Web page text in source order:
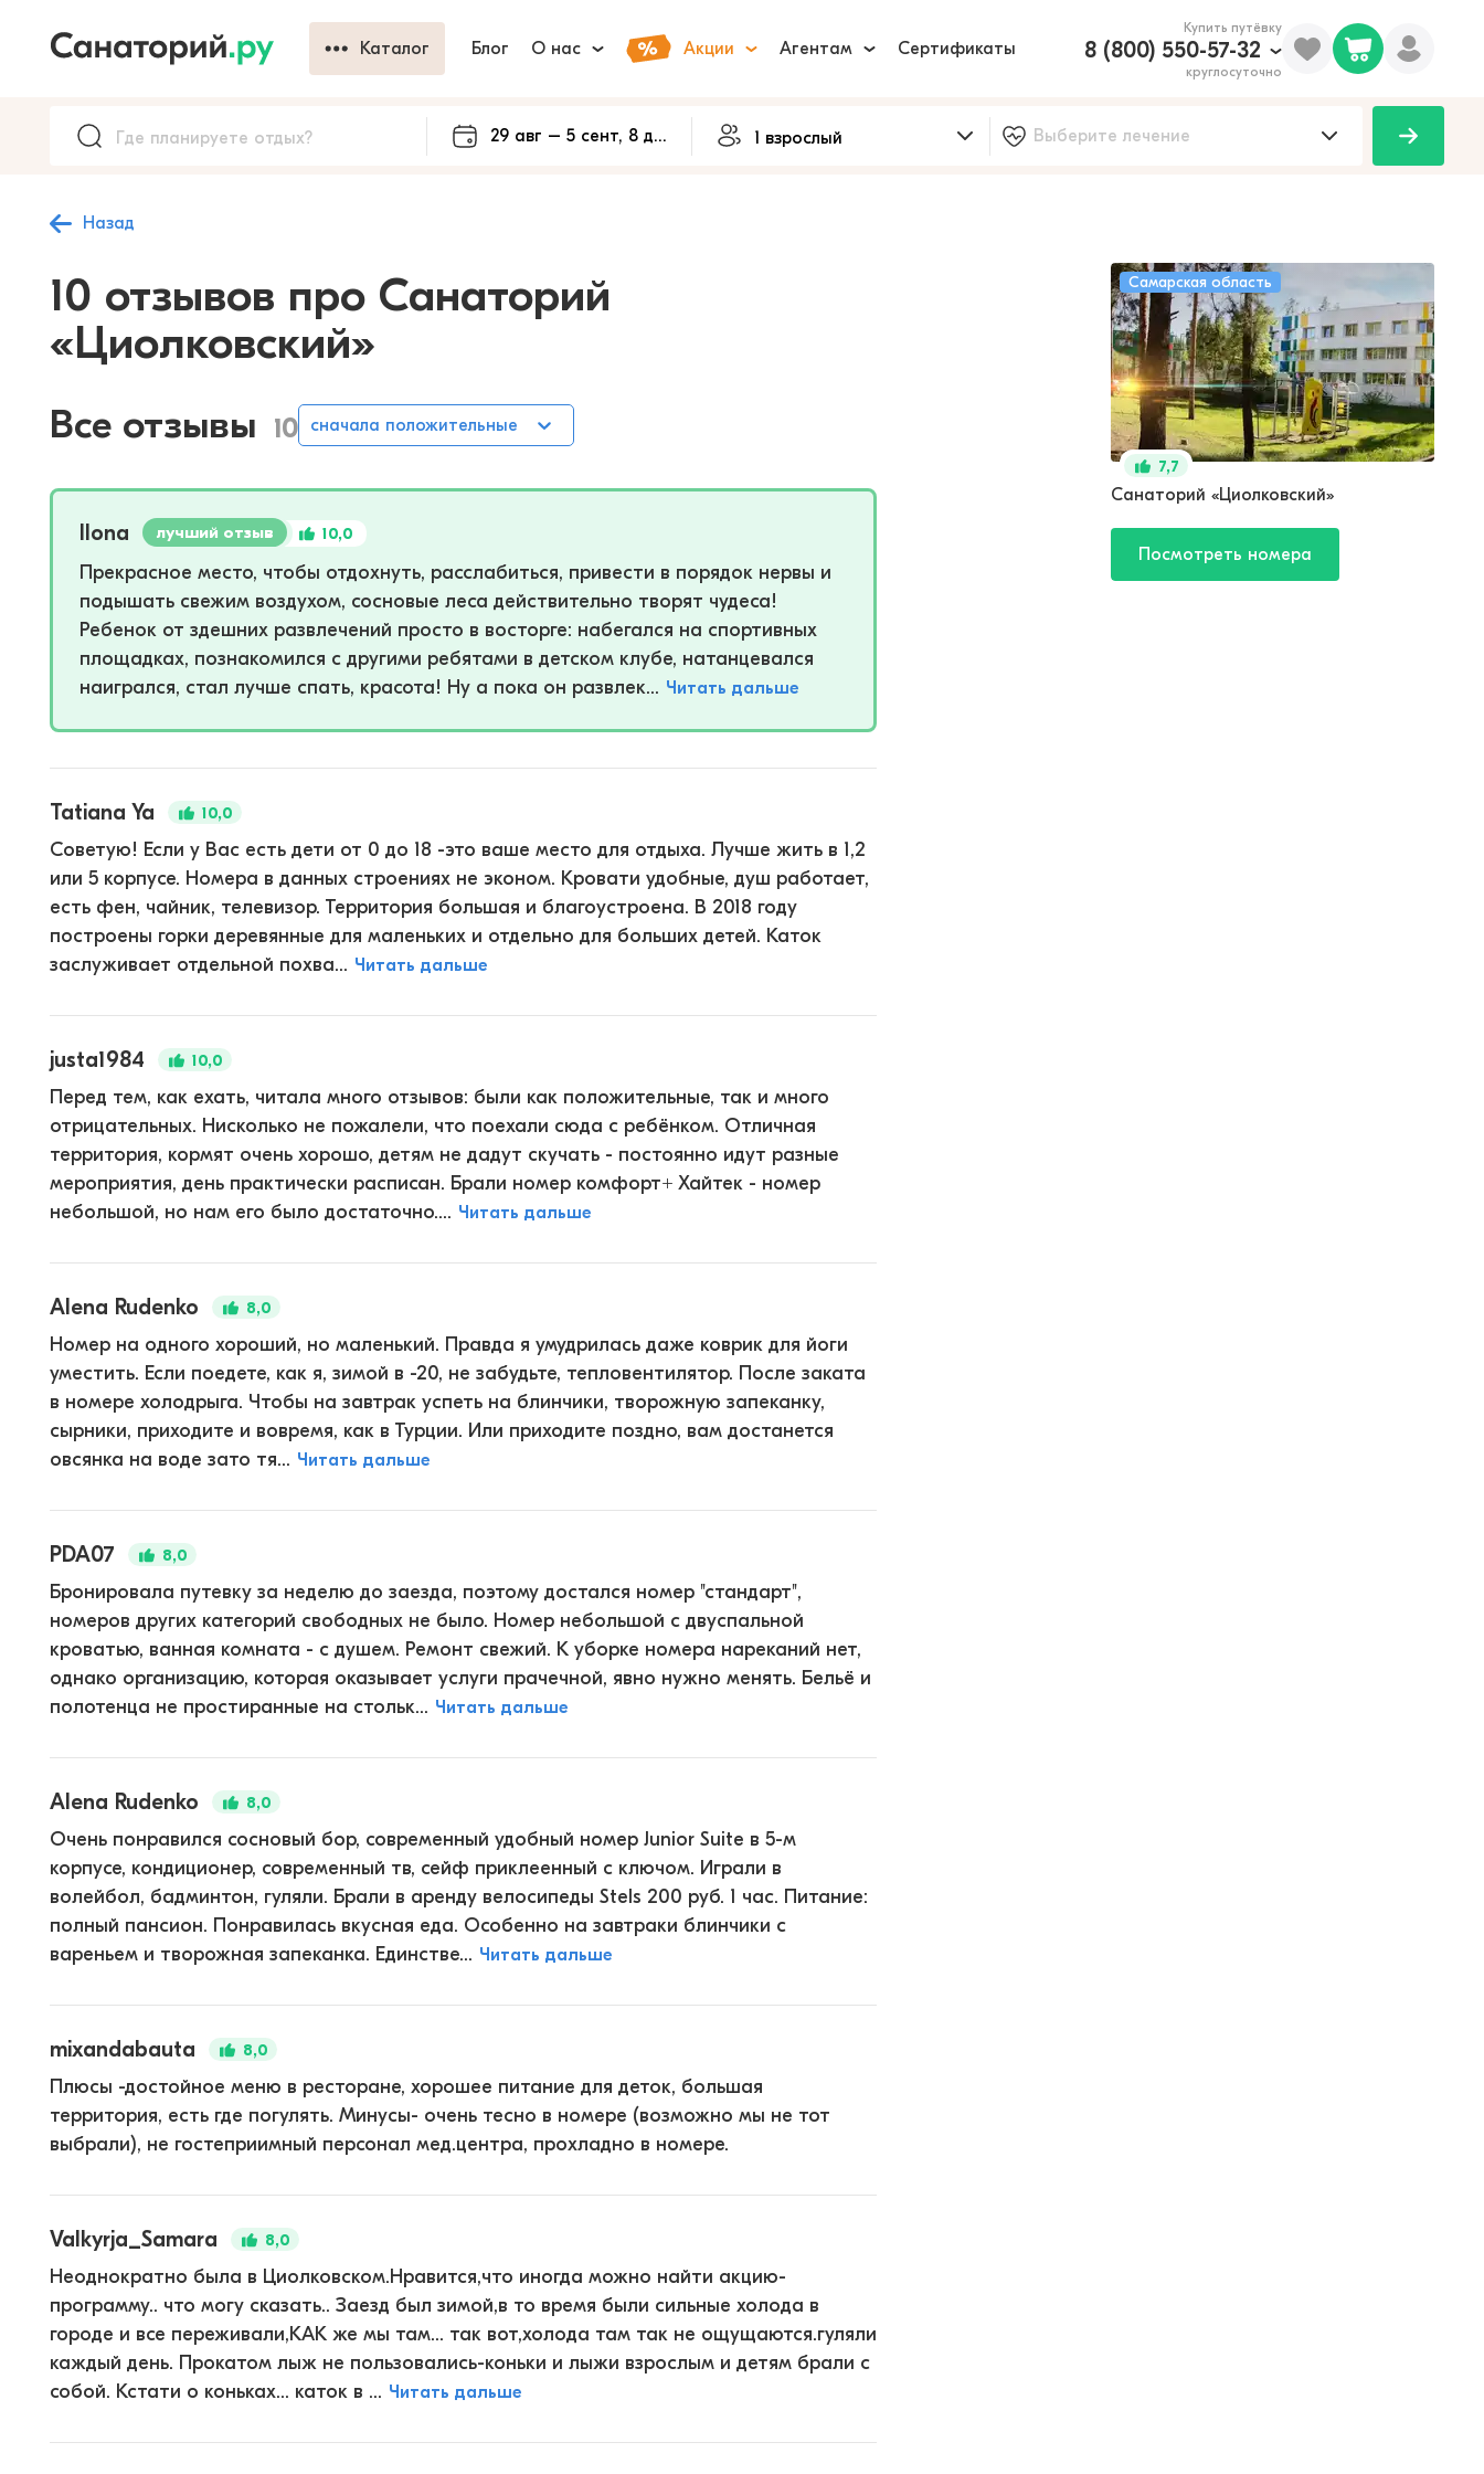
Каталог Блог О нас Акции Агентам Сертификаты
Купить путёвку
8 (800) 550-57-32
круглосуточно
Назад
10 отзывов про Санаторий
«Циолковский»
Все отзывы 10 сначала положительные
Ilona лучший отзыв 10,0
Прекрасное место, чтобы отдохнуть, расслабиться, привести в порядок нервы и
подышать свежим воздухом, сосновые леса действительно творят чудеса!
Ребенок от здешних развлечений просто в восторге: набегался на спортивных
площадках, познакомился с другими ребятами в детском клубе, натанцевался
наигрался, стал лучше спать, красота! Ну а пока он развлек... Читать дальше
Tatiana Ya 10,0
Советую! Если у Вас есть дети от 0 до 18 -это ваше место для отдыха. Лучше жить в 1,2
или 5 корпусе. Номера в данных строениях не эконом. Кровати удобные, душ работает,
есть фен, чайник, телевизор. Территория большая и благоустроена. В 2018 году
построены горки деревянные для маленьких и отдельно для больших детей. Каток
заслуживает отдельной похва... Читать дальше
justa1984 10,0
Перед тем, как ехать, читала много отзывов: были как положительные, так и много
отрицательных. Нисколько не пожалели, что поехали сюда с ребёнком. Отличная
территория, кормят очень хорошо, детям не дадут скучать - постоянно идут разные
мероприятия, день практически расписан. Брали номер комфорт+ Хайтек - номер
небольшой, но нам его было достаточно.... Читать дальше
Alena Rudenko 8,0
Номер на одного хороший, но маленький. Правда я умудрилась даже коврик для йоги
уместить. Если поедете, как я, зимой в -20, не забудьте, тепловентилятор. После заката
в номере холодрыга. Чтобы на завтрак успеть на блинчики, творожную запеканку,
сырники, приходите и вовремя, как в Турции. Или приходите поздно, вам достанется
овсянка на воде зато тя... Читать дальше
PDA07 8,0
Бронировала путевку за неделю до заезда, поэтому достался номер "стандарт",
номеров других категорий свободных не было. Номер небольшой с двуспальной
кроватью, ванная комната - с душем. Ремонт свежий. К уборке номера нареканий нет,
однако организацию, которая оказывает услуги прачечной, явно нужно менять. Бельё и
полотенца не простиранные на стольк... Читать дальше
Alena Rudenko 8,0
Очень понравился сосновый бор, современный удобный номер Junior Suite в 5-м
корпусе, кондиционер, современный тв, сейф приклеенный с ключом. Играли в
волейбол, бадминтон, гуляли. Брали в аренду велосипеды Stels 200 руб. 1 час. Питание:
полный пансион. Понравилась вкусная еда. Особенно на завтраки блинчики с
вареньем и творожная запеканка. Единстве... Читать дальше
mixandabauta 8,0
Плюсы -достойное меню в ресторане, хорошее питание для деток, большая
территория, есть где погулять. Минусы- очень тесно в номере (возможно мы не тот
выбрали), не гостеприимный персонал мед.центра, прохладно в номере.
Valkyrja_Samara 8,0
Неоднократно была в Циолковском.Нравится,что иногда можно найти акцию-
программу.. что могу сказать.. Заезд был зимой,в то время были сильные холода в
городе и все переживали,КАК же мы там... так вот,холода там так не ощущаются.гуляли
каждый день. Прокатом лыж не пользовались-коньки и лыжи взрослым и детям брали с
собой. Кстати о коньках... каток в ... Читать дальше
Самарская область
7,7
Санаторий «Циолковский»
Посмотреть номера